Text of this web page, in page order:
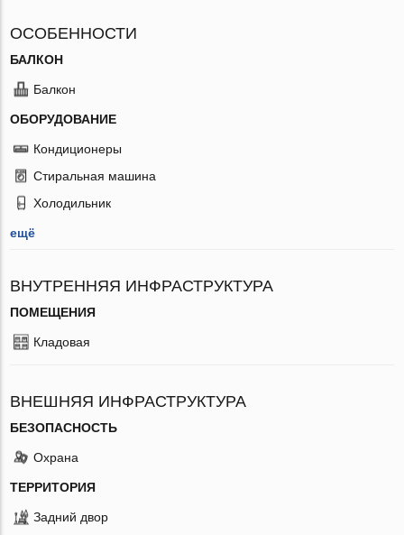
ОСОБЕННОСТИ
БАЛКОН
Балкон
ОБОРУДОВАНИЕ
Кондиционеры
Стиральная машина
Холодильник
ещё
ВНУТРЕННЯЯ ИНФРАСТРУКТУРА
ПОМЕЩЕНИЯ
Кладовая
ВНЕШНЯЯ ИНФРАСТРУКТУРА
БЕЗОПАСНОСТЬ
Охрана
ТЕРРИТОРИЯ
Задний двор